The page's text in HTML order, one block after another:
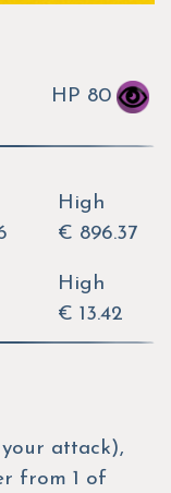
HP 80
High
€ 896.37
High
€ 13.42
attack),
from 1 of